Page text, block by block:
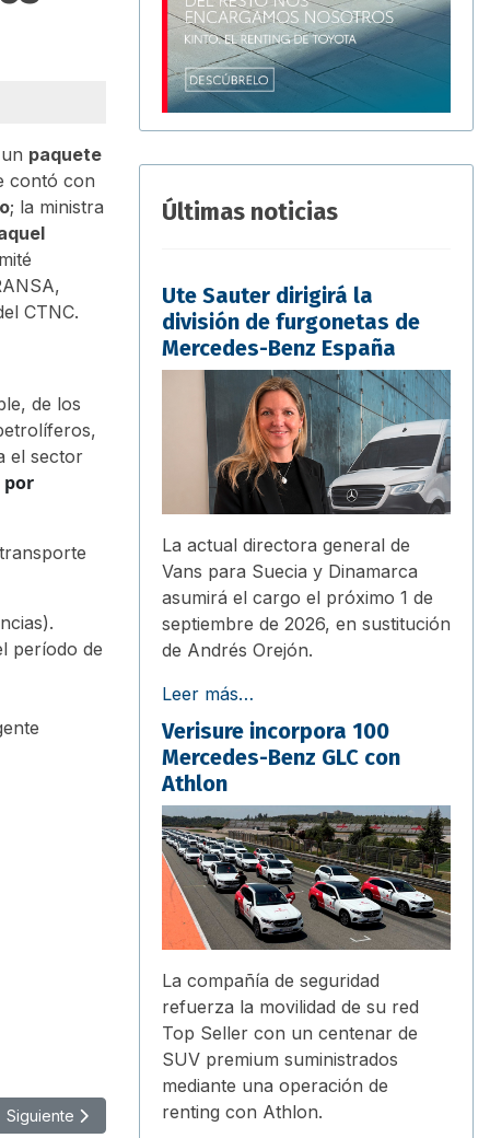
paquete
contó con
; la ministra
CTNC.
de los
el sector
por
período de
Artículo siguiente: Amazon recibe sus primeros camiones
Siguiente
Últimas noticias
Ute Sauter dirigirá la
división de furgonetas de
Mercedes-Benz España
La actual directora general de
Vans para Suecia y Dinamarca
asumirá el cargo el próximo 1 de
septiembre de 2026, en sustitución
de Andrés Orejón.
Leer más…
Verisure incorpora 100
Mercedes-Benz GLC con
Athlon
La compañía de seguridad
refuerza la movilidad de su red
Top Seller con un centenar de
SUV premium suministrados
mediante una operación de
renting con Athlon.